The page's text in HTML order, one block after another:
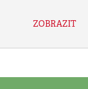
ZOBRAZIT